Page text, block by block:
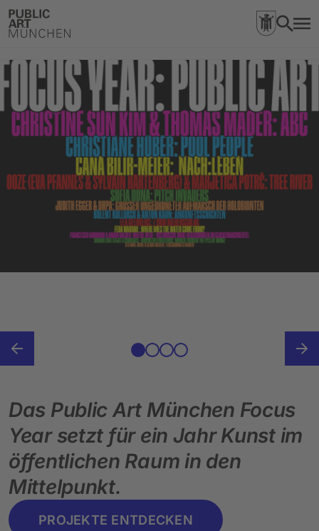
Das Public Art München Focus
Year setzt für ein Jahr Kunst im
öffentlichen Raum in den
Mittelpunkt.
PROJEKTE ENTDECKEN